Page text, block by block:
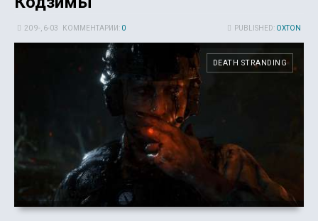
PUBLISHED: OXTON
20 9-, 6-03 КОММЕНТАРИИ: 0
DEATH STRANDING